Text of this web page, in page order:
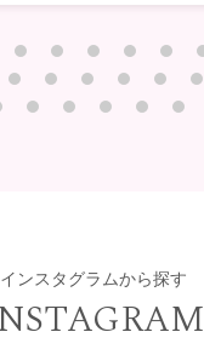
インスタグラムから探す